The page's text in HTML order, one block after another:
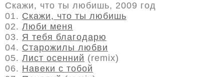
Скажи, что ты любишь, 2009 год
01. Скажи, что ты любишь
02. Люби меня
03. Я тебя благодарю
04. Старожилы любви
05. Лист осенний (remix)
06. Навеки с тобой